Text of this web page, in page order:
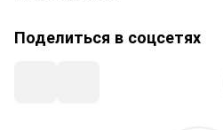
Поделиться в соцсетях